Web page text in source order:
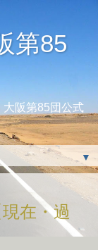
第85
阪第85団公式
▼
在・過